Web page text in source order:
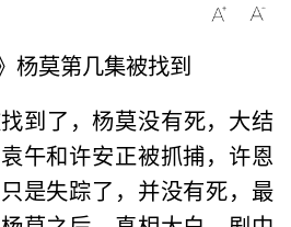
杨莫第几集被找到
到了，杨莫没有死，大结
午和许安正被抓捕，许恩
是失踪了，并没有死，最